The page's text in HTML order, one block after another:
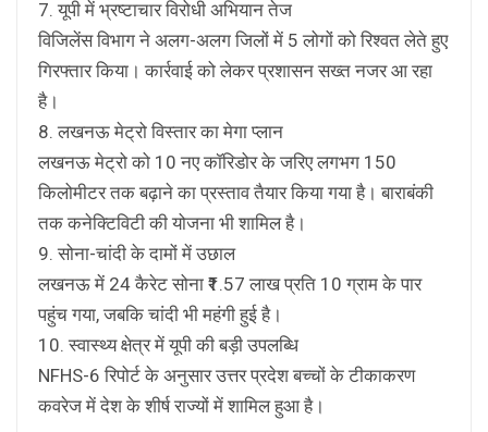
7. यूपी में भ्रष्टाचार विरोधी अभियान तेज
विजिलेंस विभाग ने अलग-अलग जिलों में 5 लोगों को रिश्वत लेते हुए
गिरफ्तार किया। कार्रवाई को लेकर प्रशासन सख्त नजर आ रहा
है।
8. लखनऊ मेट्रो विस्तार का मेगा प्लान
लखनऊ मेट्रो को 10 नए कॉरिडोर के जरिए लगभग 150
किलोमीटर तक बढ़ाने का प्रस्ताव तैयार किया गया है। बाराबंकी
तक कनेक्टिविटी की योजना भी शामिल है।
9. सोना-चांदी के दामों में उछाल
लखनऊ में 24 कैरेट सोना ₹1.57 लाख प्रति 10 ग्राम के पार
पहुंच गया, जबकि चांदी भी महंगी हुई है।
10. स्वास्थ्य क्षेत्र में यूपी की बड़ी उपलब्धि
NFHS-6 रिपोर्ट के अनुसार उत्तर प्रदेश बच्चों के टीकाकरण
कवरेज में देश के शीर्ष राज्यों में शामिल हुआ है।